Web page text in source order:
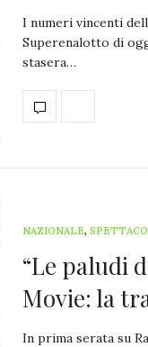
I numeri vincenti
Superenalotto di
stasera…
NAZIONALE,
“Le paludi
Movie: la
In prima serata su